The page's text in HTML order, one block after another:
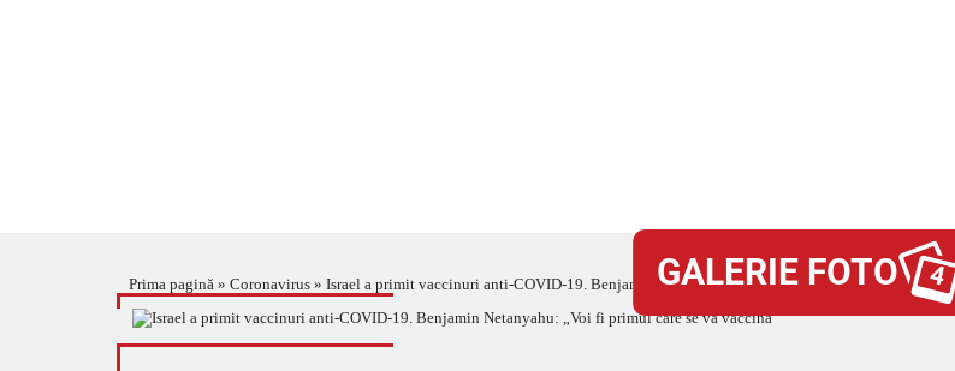
Prima pagină » Coronavirus » Israel a primit vaccinuri anti-COVID-19. Benjamin Netanyahu: „Voi fi primul care se va vaccina“
GALERIE FOTO 4